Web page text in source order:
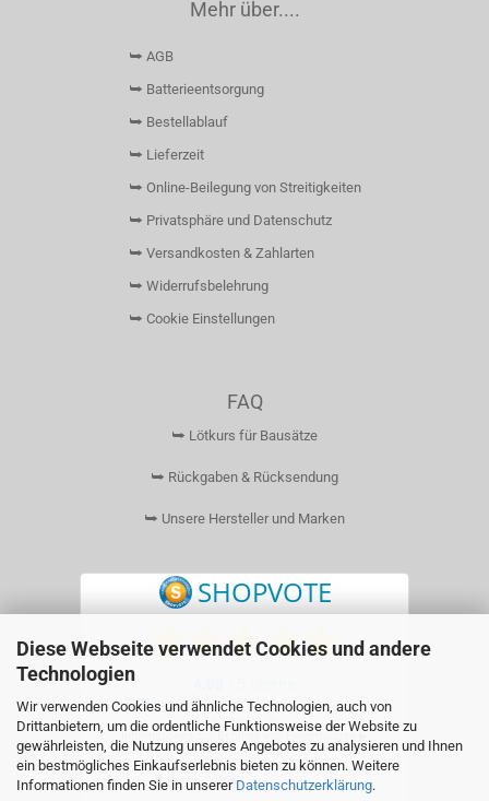
Diese Webseite verwendet Cookies und andere
Technologien
Wir verwenden Cookies und ähnliche Technologien, auch von
Drittanbietern, um die ordentliche Funktionsweise der Website zu
gewährleisten, die Nutzung unseres Angebotes zu analysieren und Ihnen
ein bestmögliches Einkaufserlebnis bieten zu können. Weitere
Informationen finden Sie in unserer Datenschutzerklärung.
Mehr über....
⮩ AGB
⮩ Batterieentsorgung
⮩ Bestellablauf
⮩ Lieferzeit
⮩ Online-Beilegung von Streitigkeiten
⮩ Privatsphäre und Datenschutz
⮩ Versandkosten & Zahlarten
⮩ Widerrufsbelehrung
⮩ Cookie Einstellungen
FAQ
⮩ Lötkurs für Bausätze
⮩ Rückgaben & Rücksendung
⮩ Unsere Hersteller und Marken